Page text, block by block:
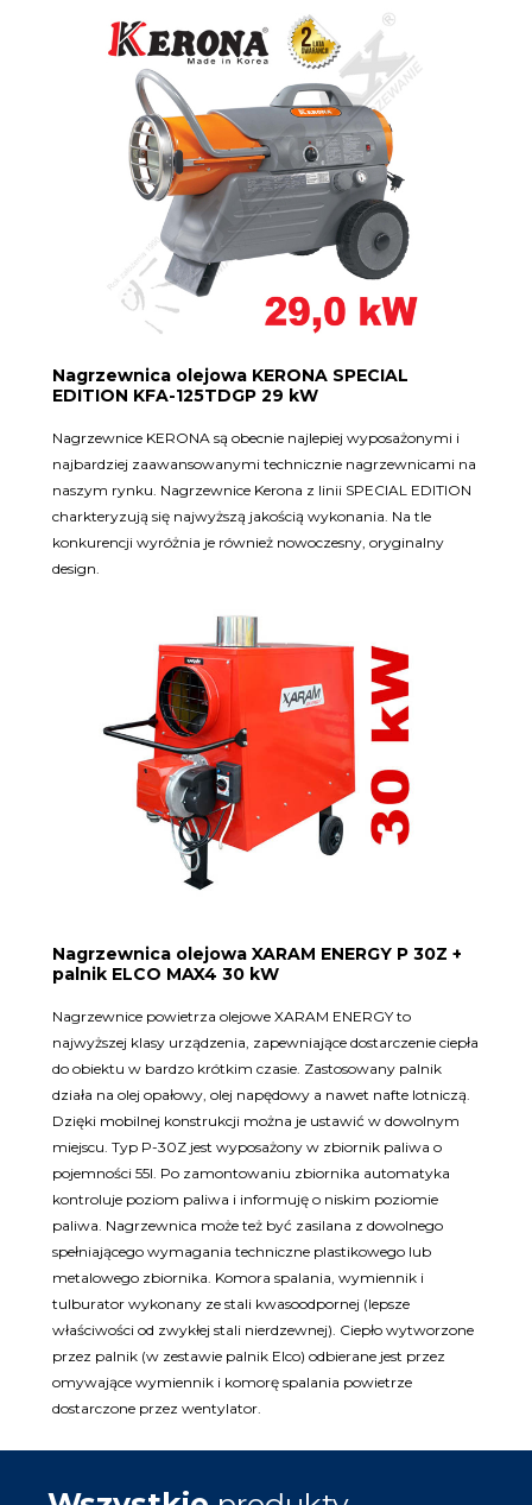
Nagrzewnica olejowa KERONA SPECIAL
EDITION KFA-125TDGP 29 kW
Nagrzewnice KERONA są obecnie najlepiej wyposażonymi i
najbardziej zaawansowanymi technicznie nagrzewnicami na
naszym rynku. Nagrzewnice Kerona z linii SPECIAL EDITION
charkteryzują się najwyższą jakością wykonania. Na tle
konkurencji wyróżnia je również nowoczesny, oryginalny
design.
Nagrzewnica olejowa XARAM ENERGY P 30Z +
palnik ELCO MAX4 30 kW
Nagrzewnice powietrza olejowe XARAM ENERGY to
najwyższej klasy urządzenia, zapewniające dostarczenie ciepła
do obiektu w bardzo krótkim czasie. Zastosowany palnik
działa na olej opałowy, olej napędowy a nawet nafte lotniczą.
Dzięki mobilnej konstrukcji można je ustawić w dowolnym
miejscu. Typ P-30Z jest wyposażony w zbiornik paliwa o
pojemności 55l. Po zamontowaniu zbiornika automatyka
kontroluje poziom paliwa i informuję o niskim poziomie
paliwa. Nagrzewnica może też być zasilana z dowolnego
spełniającego wymagania techniczne plastikowego lub
metalowego zbiornika. Komora spalania, wymiennik i
tulburator wykonany ze stali kwasoodpornej (lepsze
właściwości od zwykłej stali nierdzewnej). Ciepło wytworzone
przez palnik (w zestawie palnik Elco) odbierane jest przez
omywające wymiennik i komorę spalania powietrze
dostarczone przez wentylator.